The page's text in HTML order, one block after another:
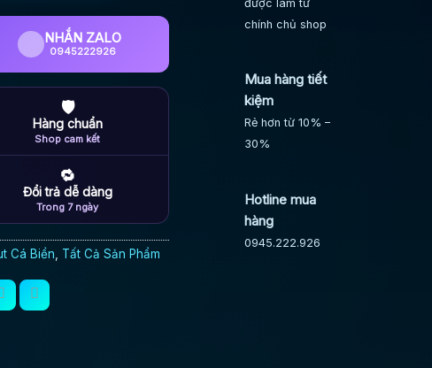
NHẮN ZALO
0945222926
🛡
Hàng chuẩn
Shop cam kết
🔁
Đổi trả dễ dàng
Trong 7 ngày
Cá Biển Tất Cả Sản Phẩm
được làm từ
chính chủ shop
Mua hàng tiết
kiệm
Rẻ hơn từ 10% –
30%
Hotline mua
hàng
0945.222.926